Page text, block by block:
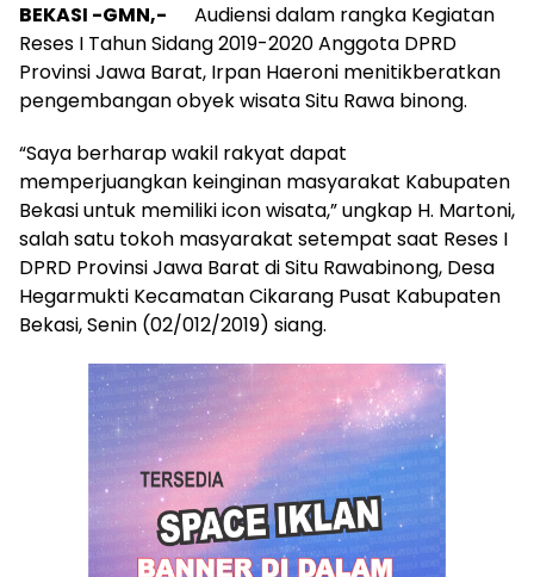
BEKASI -GMN,-
Audiensi dalam rangka Kegiatan
Reses I Tahun Sidang 2019-2020 Anggota DPRD
Provinsi Jawa Barat, Irpan Haeroni menitikberatkan
pengembangan obyek wisata Situ Rawa binong.
“Saya berharap wakil rakyat dapat
memperjuangkan keinginan masyarakat Kabupaten
Bekasi untuk memiliki icon wisata,” ungkap H. Martoni,
salah satu tokoh masyarakat setempat saat Reses I
DPRD Provinsi Jawa Barat di Situ Rawabinong, Desa
Hegarmukti Kecamatan Cikarang Pusat Kabupaten
Bekasi, Senin (02/012/2019) siang.